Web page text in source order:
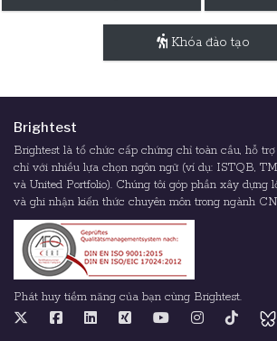
Khóa đào tạo
Brightest
Brightest là tổ chức cấp chứng chỉ toàn cầu, hỗ
chỉ với nhiều lựa chọn ngôn ngữ (ví dụ: ISTQB,
và United Portfolio). Chúng tôi góp phần xây dựng
và ghi nhận kiến thức chuyên môn trong ngành
Phát huy tiềm năng của bạn cùng Brightest.